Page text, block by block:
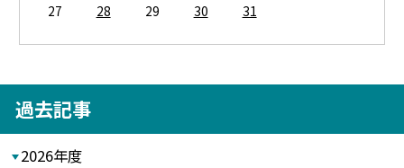
27
28 29 30 31
過去記事
2026年度